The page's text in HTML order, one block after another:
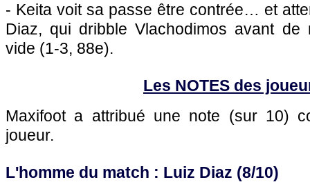
- Keita voit sa passe être contrée… et
Diaz, qui dribble Vlachodimos avant
vide (1-3, 88e).
Les NOTES des
Maxifoot a attribué une note (sur 10)
joueur.
L'homme du match : Luiz Diaz (8/10)